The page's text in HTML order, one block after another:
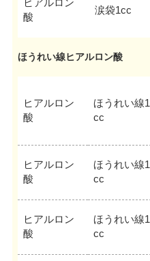
ヒアルロン
酸
涙袋1cc
ほうれい線ヒアルロン酸
ヒアルロン
酸
ほうれい線1
cc
ヒアルロン
酸
ほうれい線1
cc
ヒアルロン
酸
ほうれい線1
cc